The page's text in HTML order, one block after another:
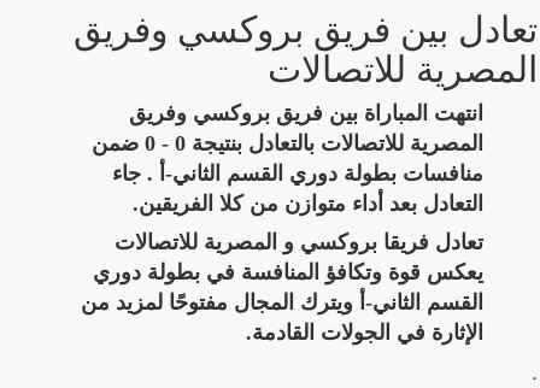
تعادل بين فريق بروكسي وفريق
المصرية للاتصالات
انتهت المباراة بين فريق بروكسي وفريق
المصرية للاتصالات بالتعادل بنتيجة 0 - 0 ضمن
منافسات بطولة دوري القسم الثاني-أ . جاء
التعادل بعد أداء متوازن من كلا الفريقين.
تعادل فريقا بروكسي و المصرية للاتصالات
يعكس قوة وتكافؤ المنافسة في بطولة دوري
القسم الثاني-أ ويترك المجال مفتوحًا لمزيد من
الإثارة في الجولات القادمة.
.